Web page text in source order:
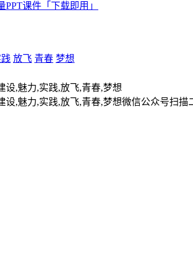
课件「下载即用」
放飞 青春 梦想
扫描